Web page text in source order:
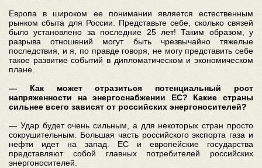
Европа в широком ее понимании является естественным
рынком сбыта для России. Представьте себе, сколько связей
было установлено за последние 25 лет! Таким образом, у
разрыва отношений могут быть чрезвычайно тяжелые
последствия, и я, по правде говоря, не могу представить себе
такое развитие событий в дипломатическом и экономическом
плане.
— Как может отразиться потенциальный рост
напряженности на энергоснабжении ЕС? Какие страны
сильнее всего зависят от российских энергоносителей?
— Удар будет очень сильным, а для некоторых стран просто
сокрушительным. Большая часть российского экспорта газа и
нефти идет на запад. ЕС и европейские государства
представляют собой главных потребителей российских
энергоносителей.